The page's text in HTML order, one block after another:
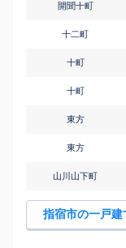
開聞十町
十二町
十町
十町
東方
東方
山川山下町
指宿市の一戸